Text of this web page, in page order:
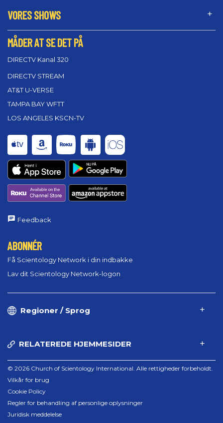
VORES SHOWS
MÅDER AT SE DET PÅ
DIRECTV Kanal 320
DIRECTV STREAM
AT&T U-VERSE
TAMPA BAY WFTT
LOS ANGELES KSCN-TV
Feedback
ABONNÉR
Få Scientology Network i din indbakke
Lav dit Scientology Network-logon
Regioner / Sprog
RELATEREDE HJEMMESIDER
© 2026 Church of Scientology International. Alle rettigheder forbeholdt.
Vilkår for brug
Cookie Policy
Regler for behandling af personlige oplysninger
Juridisk meddelelse